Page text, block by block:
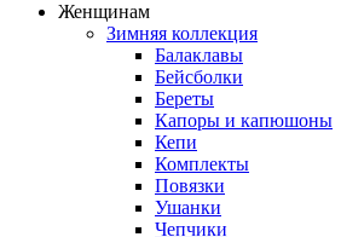
Женщинам
Зимняя коллекция
Балаклавы
Бейсболки
Береты
Капоры и капюшоны
Кепи
Комплекты
Повязки
Ушанки
Чепчики